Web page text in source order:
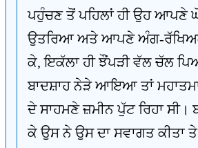
ਪਹੁੰਚਣ ਤੋਂ ਪਹਿਲਾਂ ਹੀ ਉਹ ਆਪਣੇ
ਉਤਰਿਆ ਅਤੇ ਆਪਣੇ ਅੰਗ-
ਕੇ, ਇਕੱਲਾ ਹੀ ਝੌਂਪੜੀ ਵੱਲ ਚੱਲ
ਬਾਦਸ਼ਾਹ ਨੇੜੇ ਆਇਆ ਤਾਂ
ਦੇ ਸਾਹਮਣੇ ਜ਼ਮੀਨ ਪੁੱਟ ਰਿਹਾ ਸੀ।
ਕੇ ਉਸ ਨੇ ਉਸ ਦਾ ਸਵਾਗਤ ਕੀਤਾ